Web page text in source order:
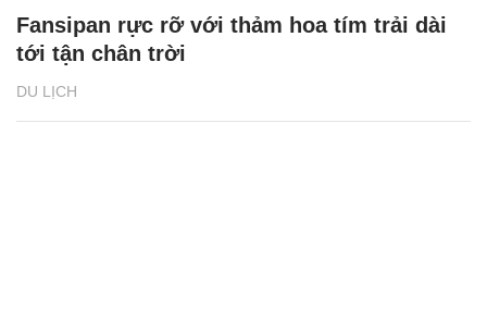
DU LỊCH
Fansipan rực rỡ với thảm hoa tím trải dài
tới tận chân trời